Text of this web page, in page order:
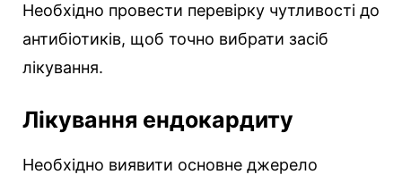
Необхідно провести перевірку чутливості до
антибіотиків, щоб точно вибрати засіб
лікування.
Лікування ендокардиту
Необхідно виявити основне джерело